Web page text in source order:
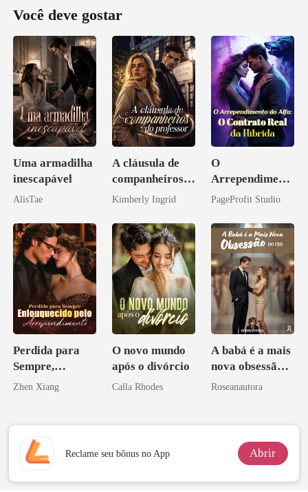
Você deve gostar
Uma armadilha
inescapável
AlisTae
A cláusula de
companheiros
do professor
Kimberly Ingrid
O
Arrependiment
o do Alfa: O
da Híbrida
PageProfit Studio
Perdida para
Sempre,
Enlouquecido
o
Zhen Xiang
O novo mundo
após o divórcio
Calla Rhodes
A babá é a mais
nova obsessão
do CEO
Roseanautora
Reclame seu bônus no App Abrir